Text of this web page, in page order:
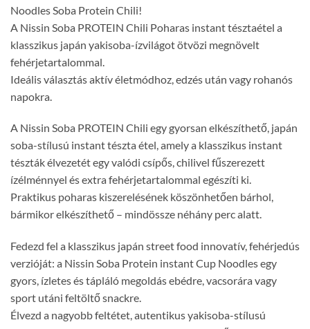
Noodles Soba Protein Chili!
A Nissin Soba PROTEIN Chili Poharas instant tésztaétel a
klasszikus japán yakisoba-ízvilágot ötvözi megnövelt
fehérjetartalommal.
Ideális választás aktív életmódhoz, edzés után vagy rohanós
napokra.
A Nissin Soba PROTEIN Chili egy gyorsan elkészíthető, japán
soba-stílusú instant tészta étel, amely a klasszikus instant
tészták élvezetét egy valódi csípős, chilivel fűszerezett
ízélménnyel és extra fehérjetartalommal egészíti ki.
Praktikus poharas kiszerelésének köszönhetően bárhol,
bármikor elkészíthető – mindössze néhány perc alatt.
Fedezd fel a klasszikus japán street food innovatív, fehérjedús
verzióját: a Nissin Soba Protein instant Cup Noodles egy
gyors, ízletes és tápláló megoldás ebédre, vacsorára vagy
sport utáni feltöltő snackre.
Élvezd a nagyobb feltétet, autentikus yakisoba-stílusú